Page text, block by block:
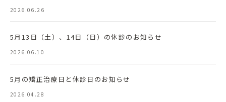
2026.06.26
5月13日（土）、14日（日）の休診のお知らせ
2026.06.10
5月の矯正治療日と休診日のお知らせ
2026.04.28